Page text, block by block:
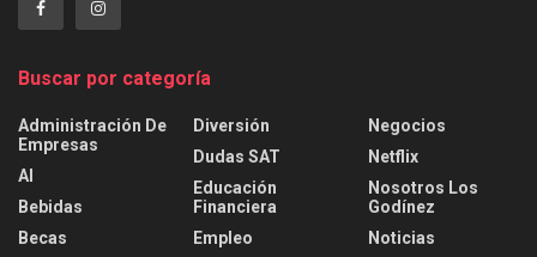
Buscar por categoría
Administración De
Empresas
AI
Bebidas
Becas
Diversión
Dudas SAT
Educación
Financiera
Empleo
Negocios
Netflix
Nosotros Los
Godínez
Noticias